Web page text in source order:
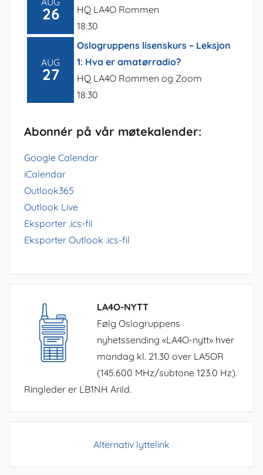
26
HQ LA4O Rommen
18:30
AUG
27
Oslogruppens lisenskurs – Leksjon
1: Hva er amatørradio?
HQ LA4O Rommen og Zoom
18:30
Abonnér på vår møtekalender:
Google Calendar
iCalendar
Outlook365
Outlook Live
Eksporter .ics-fil
Eksporter Outlook .ics-fil
LA4O-NYTT
Følg Oslogruppens
nyhetssending «LA4O-nytt» hver
mandag kl. 21.30 over LA5OR
(145.600 MHz/subtone 123.0 Hz).
Ringleder er LB1NH Arild.
Alternativ lyttelink